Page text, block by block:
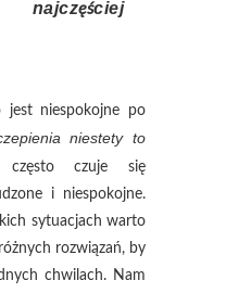
jest niespokojne po
niestety to
czuje się
i niespokojne.
sytuacjach warto
rozwiązań, by
chwilach. Nam